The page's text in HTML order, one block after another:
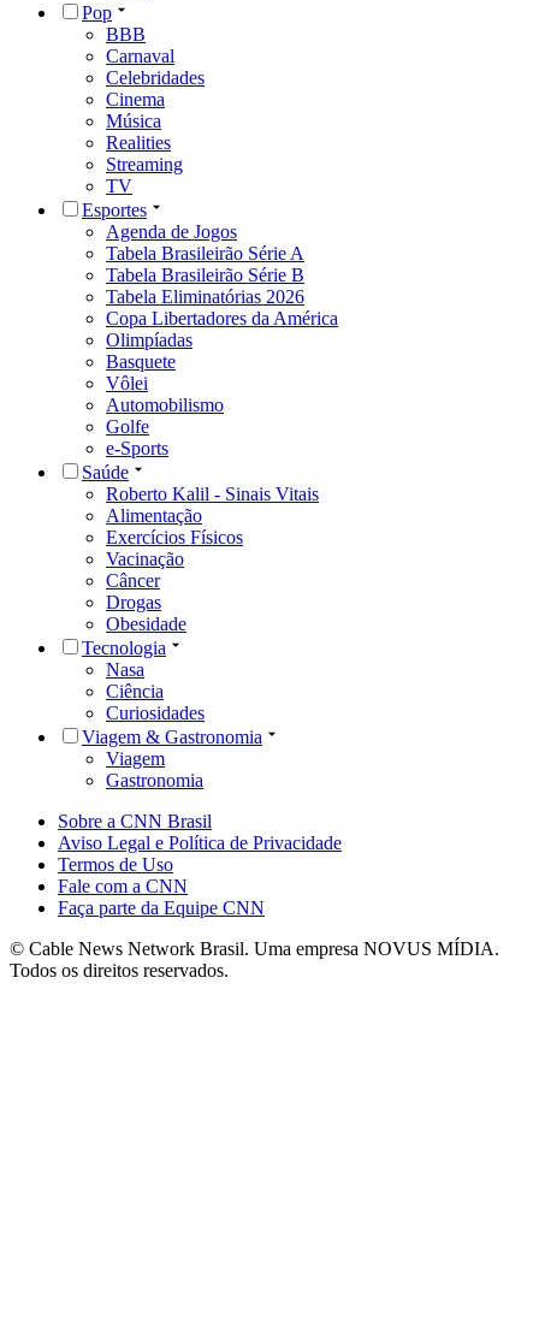
Pop
BBB
Carnaval
Celebridades
Cinema
Música
Realities
Streaming
TV
Esportes
Agenda de Jogos
Tabela Brasileirão Série A
Tabela Brasileirão Série B
Tabela Eliminatórias 2026
Copa Libertadores da América
Olimpíadas
Basquete
Vôlei
Automobilismo
Golfe
e-Sports
Saúde
Roberto Kalil - Sinais Vitais
Alimentação
Exercícios Físicos
Vacinação
Câncer
Drogas
Obesidade
Tecnologia
Nasa
Ciência
Curiosidades
Viagem & Gastronomia
Viagem
Gastronomia
Sobre a CNN Brasil
Aviso Legal e Política de Privacidade
Termos de Uso
Fale com a CNN
Faça parte da Equipe CNN
© Cable News Network Brasil. Uma empresa NOVUS MÍDIA.
Todos os direitos reservados.